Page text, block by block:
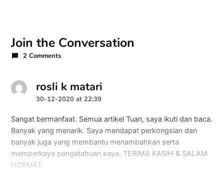
Join the Conversation
2 Comments
rosli k matarisays:
30-12-2020 at 22:39
Sangat bermanfaat. Semua artikel Tuan, saya ikuti dan baca.
Banyak yang menarik. Saya mendapat perkongsian dan
banyak juga yang membantu menambahkan serta
memperkaya pengetahuan saya. TERIMA KASIH & SALAM
HORMAT.